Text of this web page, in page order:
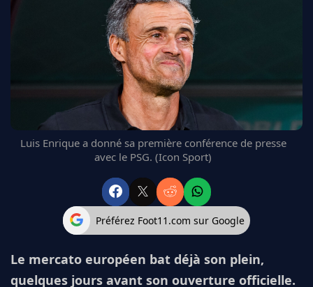
ARSENAL
BAYERN
L'AVIS DE LA RÉDAC'
Luis Enrique a donné sa première conférence de presse
avec le PSG. (Icon Sport)
Préférez Foot11.com sur Google
Le mercato européen bat déjà son plein,
quelques jours avant son ouverture officielle.